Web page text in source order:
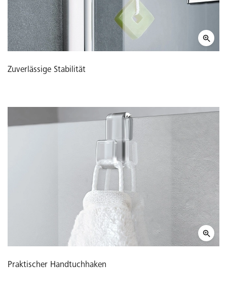
Zuverlässige Stabilität
Praktischer Handtuchhaken